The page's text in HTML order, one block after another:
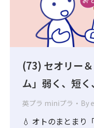
(73) セオリー
ム」弱く、短
英プラ miniプラ By
💧 オトのまとまり